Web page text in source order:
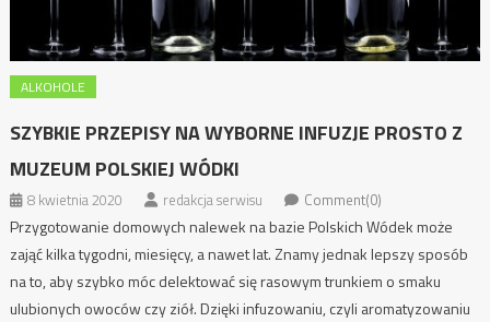
ALKOHOLE
SZYBKIE PRZEPISY NA WYBORNE INFUZJE PROSTO Z
MUZEUM POLSKIEJ WÓDKI
8 kwietnia 2020 redakcja serwisu Comment(0)
Przygotowanie domowych nalewek na bazie Polskich Wódek może
zająć kilka tygodni, miesięcy, a nawet lat. Znamy jednak lepszy sposób
na to, aby szybko móc delektować się rasowym trunkiem o smaku
ulubionych owoców czy ziół. Dzięki infuzowaniu, czyli aromatyzowaniu